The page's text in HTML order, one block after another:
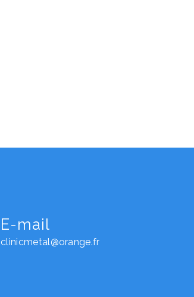
E-mail
clinicmetal@orange.fr